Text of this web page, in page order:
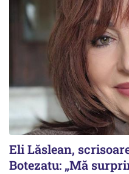
Eli Lăslean,
Botezatu: „Mă